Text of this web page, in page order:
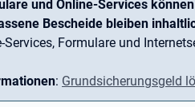
und Online-Services
Bescheide bleiben
Services, Formulare und
: Grundsicherungsgeld